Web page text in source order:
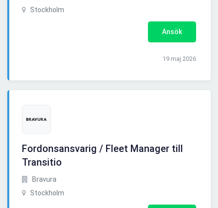
Stockholm
Ansök
19 maj 2026
Fordonsansvarig / Fleet Manager till
Transitio
Bravura
Stockholm